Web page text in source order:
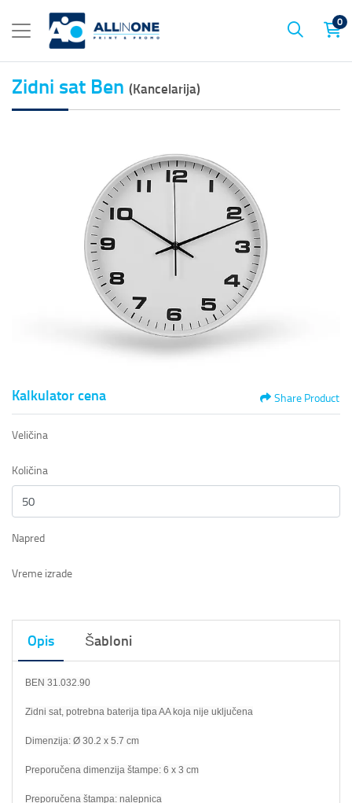
0
Zidni sat Ben (Kancelarija)
Kalkulator cena Share Product
Veličina
Količina
Napred
Vreme izrade
Opis Šabloni
BEN 31.032.90
Zidni sat, potrebna baterija tipa AA koja nije uključena
Dimenzija: Ø 30.2 x 5.7 cm
Preporučena dimenzija štampe: 6 x 3 cm
Preporučena štampa: nalepnica